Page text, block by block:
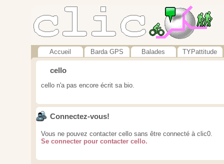
Accueil Barda GPS Balades TYPattitude
cello
cello n'a pas encore écrit sa bio.
Connectez-vous!
Vous ne pouvez contacter cello sans être connecté à clic0.
Se connecter pour contacter cello.